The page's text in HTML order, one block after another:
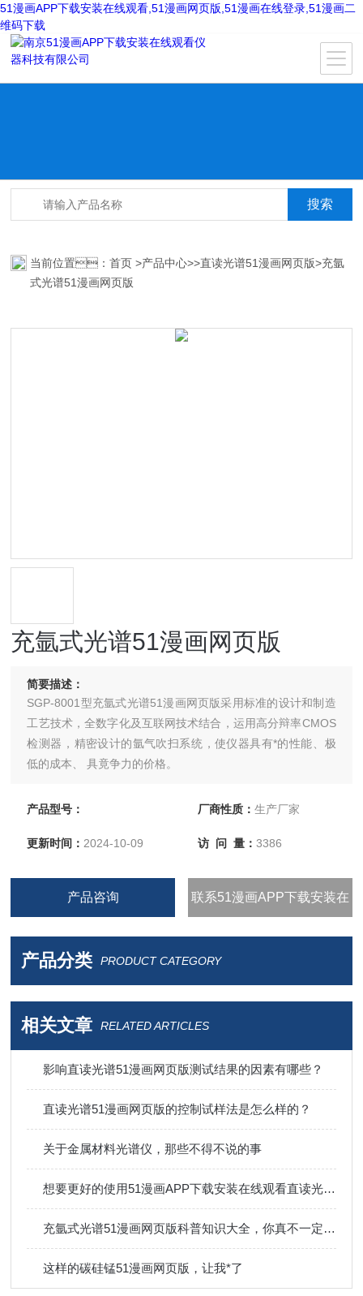
51漫画APP下载安装在线观看,51漫画网页版,51漫画在线登录,51漫画二
维码下载
当前位置：首页>产品中心>>直读光谱51漫画网页版>充氩
式光谱51漫画网页版
充氩式光谱51漫画网页版
简要描述：
SGP-8001型充氩式光谱51漫画网页版采用标准的设计和制造
工艺技术，全数字化及互联网技术结合，运用高分辩率CMOS
检测器，精密设计的氩气吹扫系统，使仪器具有*的性能、极
低的成本、 具竟争力的价格。
产品型号： 厂商性质： 生产厂家
更新时间： 2024-10-09 访 问 量： 3386
产品咨询 联系51漫画APP下载安装在
线观看
产品分类 PRODUCT CATEGORY
相关文章 RELATED ARTICLES
影响直读光谱51漫画网页版测试结果的因素有哪些？
直读光谱51漫画网页版的控制试样法是怎么样的？
关于金属材料光谱仪，那些不得不说的事
想要更好的使用51漫画APP下载安装在线观看直读光谱51漫画网页版，这三点很重要
充氩式光谱51漫画网页版科普知识大全，你真不一定都懂
这样的碳硅锰51漫画网页版，让我*了